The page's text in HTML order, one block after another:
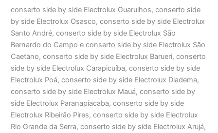
conserto side by side Electrolux Guarulhos, conserto side
by side Electrolux Osasco, conserto side by side Electrolux
Santo André, conserto side by side Electrolux São
Bernardo do Campo e conserto side by side Electrolux São
Caetano, conserto side by side Electrolux Barueri, conserto
side by side Electrolux Carapicuíba, conserto side by side
Electrolux Poá, conserto side by side Electrolux Diadema,
conserto side by side Electrolux Mauá, conserto side by
side Electrolux Paranapiacaba, conserto side by side
Electrolux Ribeirão Pires, conserto side by side Electrolux
Rio Grande da Serra, conserto side by side Electrolux Arujá,